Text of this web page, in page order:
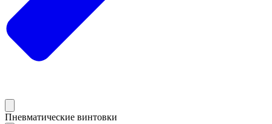
Пневматические винтовки